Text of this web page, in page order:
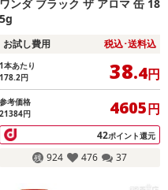
ワンダ ブラック ザ アロマ 缶 18
5g
お試し費用 税込･送料込
1本あたり
178.2円 38.4円
参考価格
21384円
4605円
42ポイント還元
924 476 37